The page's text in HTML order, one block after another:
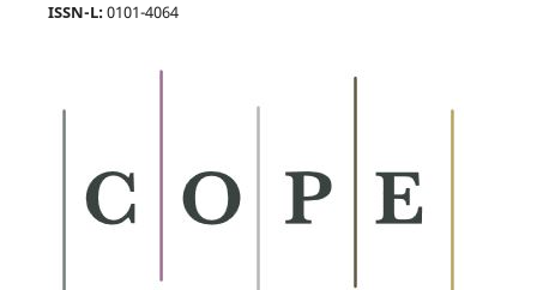
ISSN-L:0101-4064